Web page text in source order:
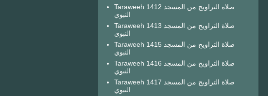
Taraweeh 1412 صلاة التراويح من المسجد
النبوي
Taraweeh 1413 صلاة التراويح من المسجد
النبوي
Taraweeh 1415 صلاة التراويح من المسجد
النبوي
Taraweeh 1416 صلاة التراويح من المسجد
النبوي
Taraweeh 1417 صلاة التراويح من المسجد
النبوي